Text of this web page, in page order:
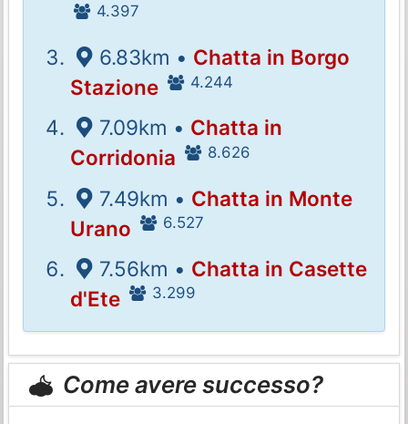
4.397
6.83km • Chatta in Borgo
Stazione
4.244
7.09km • Chatta in
Corridonia
8.626
7.49km • Chatta in Monte
Urano
6.527
7.56km • Chatta in Casette
d'Ete
3.299
Come avere successo?